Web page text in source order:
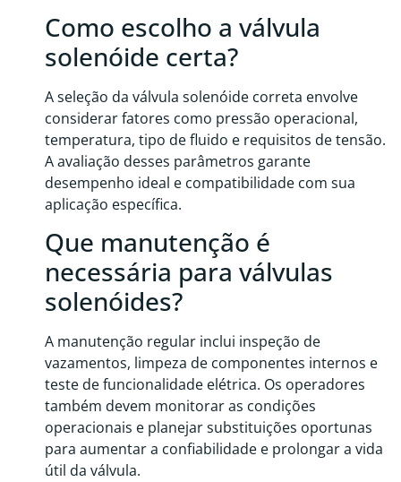
Como escolho a válvula
solenóide certa?
A seleção da válvula solenóide correta envolve
considerar fatores como pressão operacional,
temperatura, tipo de fluido e requisitos de tensão.
A avaliação desses parâmetros garante
desempenho ideal e compatibilidade com sua
aplicação específica.
Que manutenção é
necessária para válvulas
solenóides?
A manutenção regular inclui inspeção de
vazamentos, limpeza de componentes internos e
teste de funcionalidade elétrica. Os operadores
também devem monitorar as condições
operacionais e planejar substituições oportunas
para aumentar a confiabilidade e prolongar a vida
útil da válvula.